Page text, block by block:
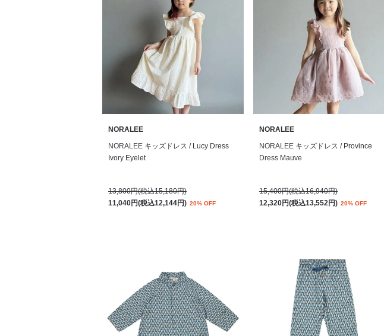
NORALEE
NORALEE キッズドレス / Lucy Dress
Ivory Eyelet
13,800円(税込15,180円)
11,040円(税込12,144円) 20% OFF
NORALEE
NORALEE キッズドレス / Province
Dress Mauve
15,400円(税込16,940円)
12,320円(税込13,552円) 20% OFF